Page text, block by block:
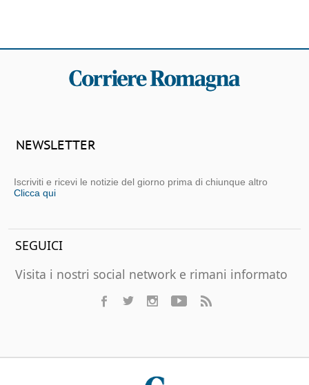
NEWSLETTER
Iscriviti e ricevi le notizie del giorno prima di chiunque altro
Clicca qui
SEGUICI
Visita i nostri social network e rimani informato